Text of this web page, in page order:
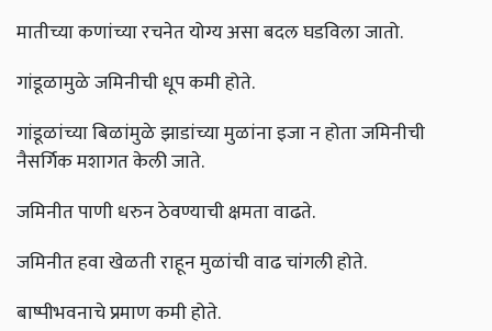
मातीच्या कणांच्या रचनेत योग्य असा बदल घडविला जातो.
गांडूळामुळे जमिनीची धूप कमी होते.
गांडूळांच्या बिळांमुळे झाडांच्या मुळांना इजा न होता जमिनीची
नैसर्गिक मशागत केली जाते.
जमिनीत पाणी धरुन ठेवण्याची क्षमता वाढते.
जमिनीत हवा खेळती राहून मुळांची वाढ चांगली होते.
बाष्पीभवनाचे प्रमाण कमी होते.